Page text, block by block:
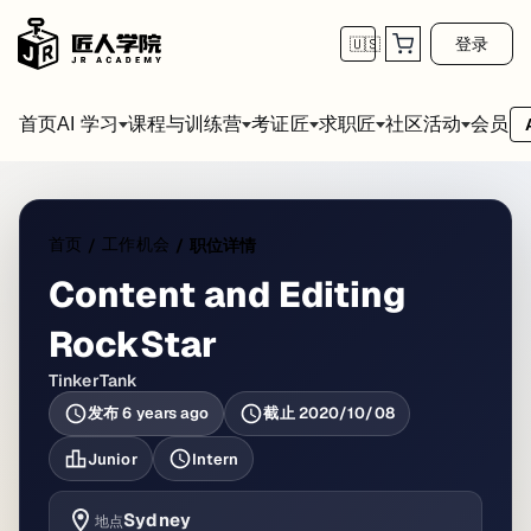
🇺🇸 登录
首页AI 学习 课程与训练营 考证匠 求职匠 社区活动 会员
首页 / 工作机会 / 职位详情
Content and Editing
RockStar
TinkerTank
发布6 years ago 截止2020/10/08
Junior Intern
地点Sydney